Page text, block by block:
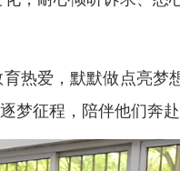
热爱，默默做点亮
征程，陪伴他们奔赴